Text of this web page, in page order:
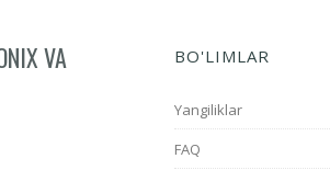
VA
BO'LIMLAR
Yangiliklar
FAQ